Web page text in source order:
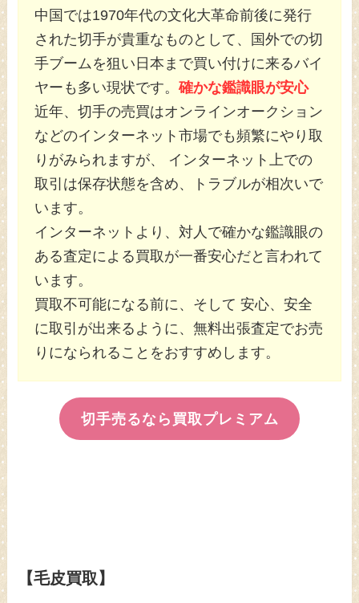
中国では1970年代の文化大革命前後に発行
された切手が貴重なものとして、国外での切
手ブームを狙い日本まで買い付けに来るバイ
ヤーも多い現状です。確かな鑑識眼が安心
近年、切手の売買はオンラインオークション
などのインターネット市場でも頻繁にやり取
りがみられますが、 インターネット上での
取引は保存状態を含め、トラブルが相次いで
います。
インターネットより、対人で確かな鑑識眼の
ある査定による買取が一番安心だと言われて
います。
買取不可能になる前に、そして 安心、安全
に取引が出来るように、無料出張査定でお売
りになられることをおすすめします。
切手売るなら買取プレミアム
【毛皮買取】